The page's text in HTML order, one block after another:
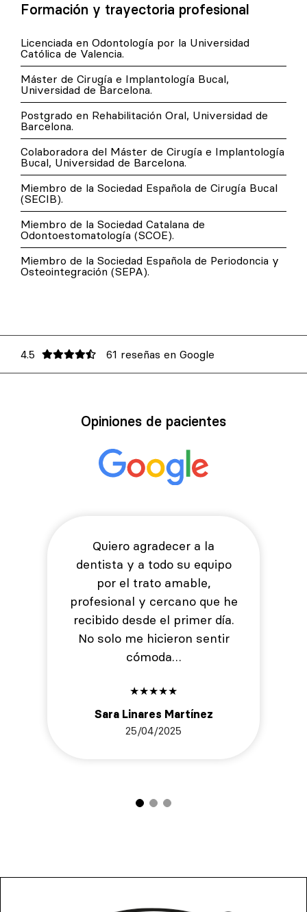
Formación y trayectoria profesional
Licenciada en Odontología por la Universidad
Católica de Valencia.
Máster de Cirugía e Implantología Bucal,
Universidad de Barcelona.
Postgrado en Rehabilitación Oral, Universidad de
Barcelona.
Colaboradora del Máster de Cirugía e Implantología
Bucal, Universidad de Barcelona.
Miembro de la Sociedad Española de Cirugía Bucal
(SECIB).
Miembro de la Sociedad Catalana de
Odontoestomatología (SCOE).
Miembro de la Sociedad Española de Periodoncia y
Osteointegración (SEPA).
4.5 61 reseñas en Google
Opiniones de pacientes
Quiero agradecer a la
dentista y a todo su equipo
por el trato amable,
profesional y cercano que he
recibido desde el primer día.
No solo me hicieron sentir
cómoda…
★★★★★
Sara Linares Martínez
25/04/2025